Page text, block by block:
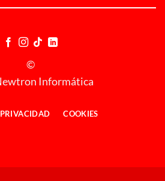
©
Informática
PRIVACIDAD COOKIES